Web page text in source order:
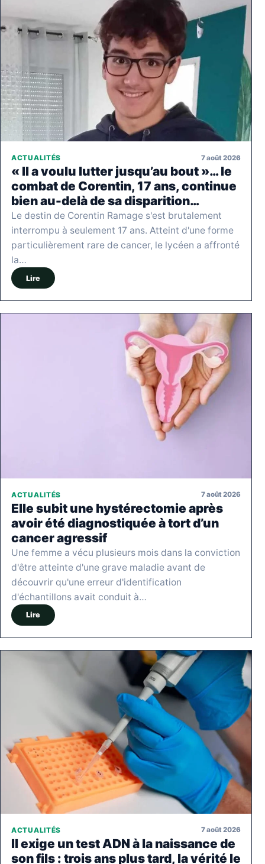
ACTUALITÉS 7 août 2026
« Il a voulu lutter jusqu’au bout »… le
combat de Corentin, 17 ans, continue
bien au-delà de sa disparition…
Le destin de Corentin Ramage s'est brutalement
interrompu à seulement 17 ans. Atteint d'une forme
particulièrement rare de cancer, le lycéen a affronté
la…
Lire
ACTUALITÉS 7 août 2026
Elle subit une hystérectomie après
avoir été diagnostiquée à tort d’un
cancer agressif
Une femme a vécu plusieurs mois dans la conviction
d'être atteinte d'une grave maladie avant de
découvrir qu'une erreur d'identification
d'échantillons avait conduit à…
Lire
ACTUALITÉS 7 août 2026
Il exige un test ADN à la naissance de
son fils : trois ans plus tard, la vérité le